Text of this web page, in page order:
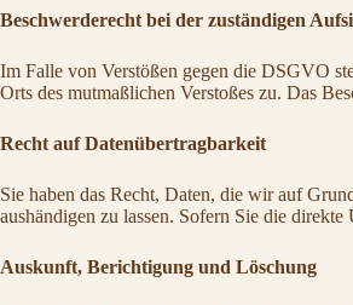
Beschwerderecht bei der zuständigen
Im Falle von Verstößen gegen die DSGVO
Orts des mutmaßlichen Verstoßes zu. Das
Recht auf Datenübertragbarkeit
Sie haben das Recht, Daten, die wir auf
aushändigen zu lassen. Sofern Sie die
Auskunft, Berichtigung und Löschung